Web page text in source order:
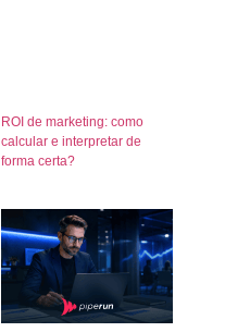
ROI de marketing: como
calcular e interpretar de
forma certa?